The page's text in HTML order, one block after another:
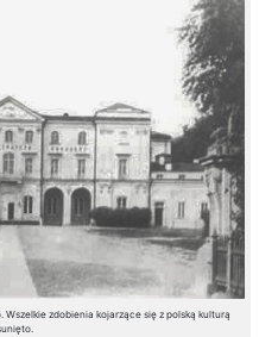
zdobienia kojarzące się z polską kulturą